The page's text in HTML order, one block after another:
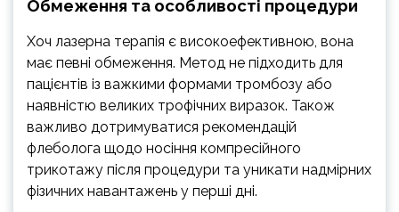
Обмеження та особливості процедури
Хоч лазерна терапія є високоефективною, вона
має певні обмеження. Метод не підходить для
пацієнтів із важкими формами тромбозу або
наявністю великих трофічних виразок. Також
важливо дотримуватися рекомендацій
флеболога щодо носіння компресійного
трикотажу після процедури та уникати надмірних
фізичних навантажень у перші дні.